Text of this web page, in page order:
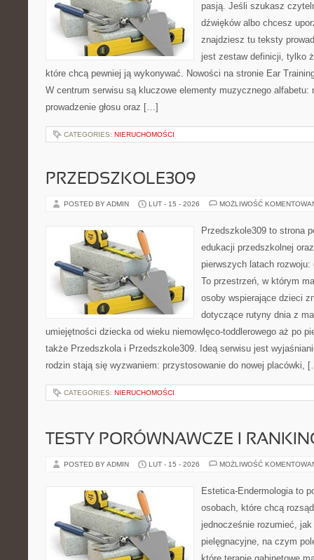
pasją. Jeśli szukasz
dźwięków albo chcesz
znajdziesz tu teksty
jest zestaw definicji, tylko
które chcą pewniej ją wykonywać. Nowości na stronie Ear
W centrum serwisu są kluczowe elementy muzycznego alfabetu:
prowadzenie głosu oraz […]
CATEGORIES: NIERUCHOMOŚCI
PRZEDSZKOLE309
POSTED BY ADMIN LUT - 15 - 2026 MOŻLIWOŚĆ
Przedszkole309 to strona
edukacji przedszkolnej
pierwszych latach
To przestrzeń, w którym
osoby wspierające dzieci
dotyczące rutyny dnia z
umiejętności dziecka od wieku niemowlęco-toddlerowego aż po
także Przedszkola i Przedszkole309. Ideą serwisu jest
rodzin stają się wyzwaniem: przystosowanie do nowej placówki,
CATEGORIES: NIERUCHOMOŚCI
TESTY PORÓWNAWCZE I
POSTED BY ADMIN LUT - 15 - 2026 MOŻLIWOŚĆ
Estetica-Endermologia to
osobach, które chcą
jednocześnie rozumieć, jak
pielęgnacyjne, na czym